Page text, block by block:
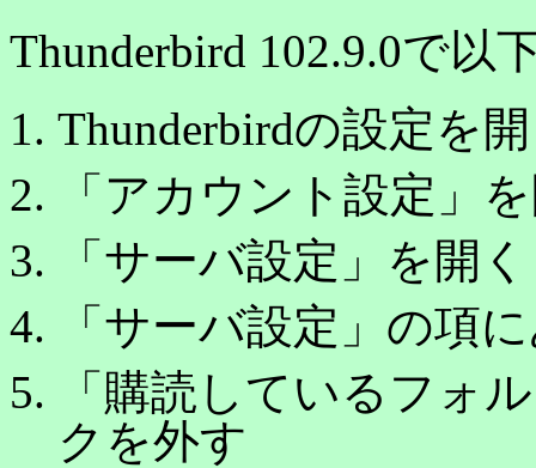
Thunderbird 102.9.0で以
Thunderbirdの設定を
「アカウント設定」
「サーバ設定」を開く
「サーバ設定」の項
「購読しているフォ
クを外す